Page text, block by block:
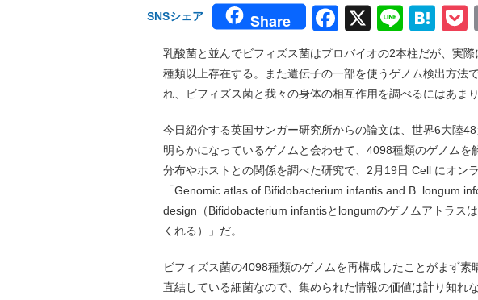
SNSシェア Share Facebook
X Line
乳酸菌と並んでビフィズス菌はプロバイオの2本柱だが、実
種類以上存在する。また遺伝子の一部を使うゲノム検出方法
れ、ビフィズス菌と我々の身体の相互作用を調べるにはあま
今日紹介する英国サンガー研究所からの論文は、世界6大陸
明らかになっているゲノムと会わせて、4098種類のゲノム
分布やホストとの関係を調べた研究で、2月19日 Cell にオン
「Genomic atlas of Bifidobacterium infantis and B. longum
design（Bifidobacterium infantisとlongumのゲノムアトラス
くれる）」だ。
ビフィズス菌の4098種類のゲノムを再構成したことがまず素
直結している細菌なので、集められた情報の価値は計り知れ